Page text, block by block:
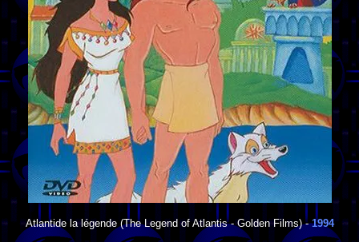
Atlantide la légende(The Legend of Atlantis - Golden Films) -1994